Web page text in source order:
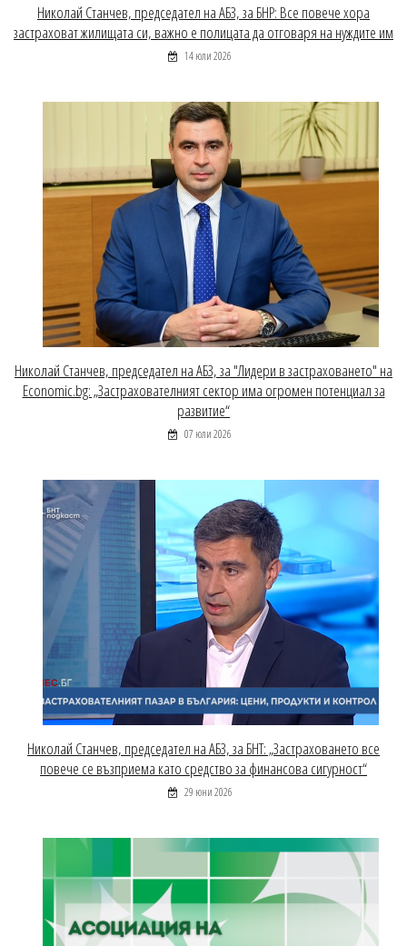
Николай Станчев, председател на АБЗ, за БНР: Все повече хора
застраховат жилищата си, важно е полицата да отговаря на нуждите им
14 юли 2026
Николай Станчев, председател на АБЗ, за "Лидери в застраховането" на
Economic.bg: „Застрахователният сектор има огромен потенциал за
развитие“
07 юли 2026
Николай Станчев, председател на АБЗ, за БНТ: „Застраховането все
повече се възприема като средство за финансова сигурност“
29 юни 2026